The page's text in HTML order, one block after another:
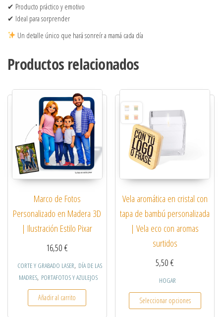
✔ Producto práctico y emotivo
✔ Ideal para sorprender
Un detalle único que hará sonreír a mamá cada día
Productos relacionados
Marco de Fotos
Personalizado en Madera 3D
| Ilustración Estilo Pixar
16,50€
CORTE Y GRABADO LASER, DÍA DE LAS
MADRES, PORTAFOTOS Y AZULEJOS
Añadir al carrito
Vela aromática en cristal con
tapa de bambú personalizada
| Vela eco con aromas
surtidos
5,50€
HOGAR
Seleccionar opciones
Este